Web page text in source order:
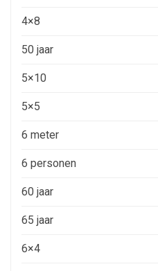
4×8
50 jaar
5×10
5×5
6 meter
6 personen
60 jaar
65 jaar
6×4